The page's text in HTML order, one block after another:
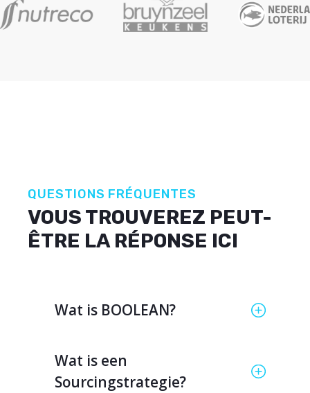
QUESTIONS FRÉQUENTES
VOUS TROUVEREZ PEUT-
ÊTRE LA RÉPONSE ICI
Wat is BOOLEAN?
Wat is een
Sourcingstrategie?